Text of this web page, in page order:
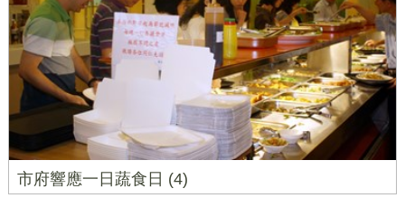
市府響應一日蔬食日 (4)